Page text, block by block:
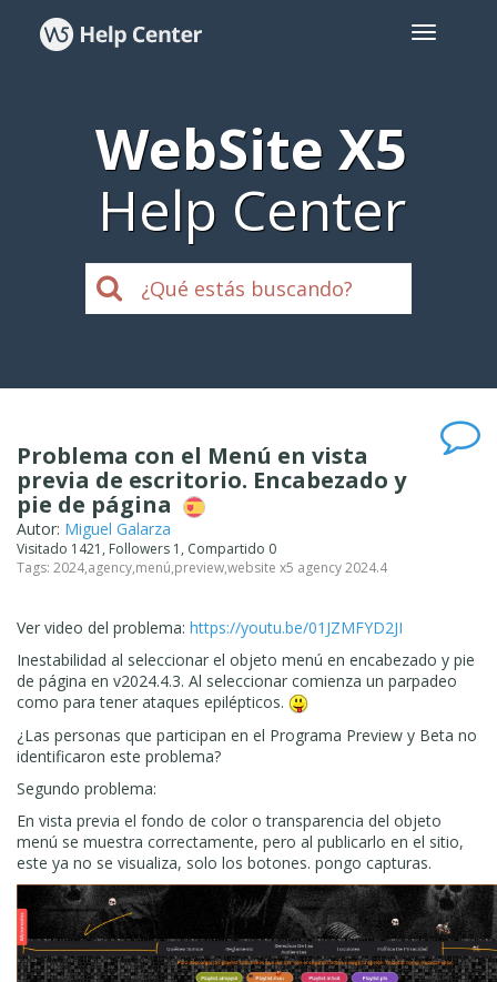
WebSite X5
Help Center
Problema con el Menú en vista
previa de escritorio. Encabezado y
pie de página
Autor: Miguel Galarza
Visitado 1421, Followers 1, Compartido 0
Tags: 2024,agency,menú,preview,website x5 agency 2024.4
Ver video del problema: https://youtu.be/01JZMFYD2JI
Inestabilidad al seleccionar el objeto menú en encabezado y pie
de página en v2024.4.3. Al seleccionar comienza un parpadeo
como para tener ataques epilépticos.
¿Las personas que participan en el Programa Preview y Beta no
identificaron este problema?
Segundo problema:
En vista previa el fondo de color o transparencia del objeto
menú se muestra correctamente, pero al publicarlo en el sitio,
este ya no se visualiza, solo los botones. pongo capturas.